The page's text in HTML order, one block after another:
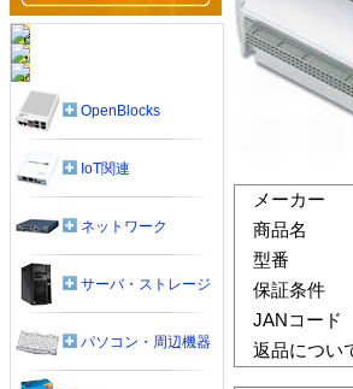
メーカー
商品名
型番
保証条件
JANコード
返品につい
OpenBlocks
IoT関連
ネットワーク
サーバ・ストレージ
パソコン・周辺機器